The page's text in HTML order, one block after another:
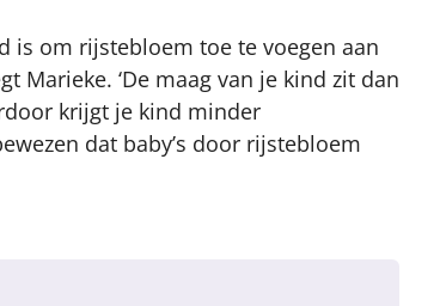
is om rijstebloem toe te voegen aan
Marieke. ‘De maag van je kind zit dan
krijgt je kind minder
dat baby’s door rijstebloem